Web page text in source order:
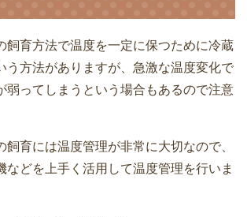
飼育方法で温度を一定に保つために冷蔵
う方法がありますが、急激な温度変化で
弱ってしまうという場合もあるので注意
飼育には温度管理が非常に大切なので、
などを上手く活用して温度管理を行いま